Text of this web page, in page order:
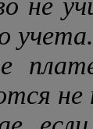
не
учета.
не